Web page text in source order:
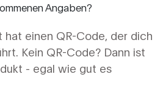
Angaben?
hat einen QR-Code, der dich
Kein QR-Code? Dann ist
- egal wie gut es